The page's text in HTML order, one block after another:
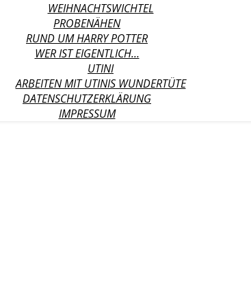
WEIHNACHTSWICHTEL
PROBENÄHEN
RUND UM HARRY POTTER
WER IST EIGENTLICH…
UTINI
ARBEITEN MIT UTINIS WUNDERTÜTE
DATENSCHUTZERKLÄRUNG
IMPRESSUM